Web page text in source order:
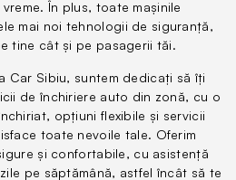
ID
necesar pentru conectarea la
verificării, vom trimite un cod
acest nume utilizator.
personale
În plus, toate mașinile
mai noi tehnologii de siguranță,
tine cât și pe pasagerii tăi.
Car Sibiu, suntem dedicați să îți
de închiriere auto din zonă, cu o
opțiuni flexibile și servicii
toate nevoile tale. Oferim
și confortabile, cu asistență
pe săptămână, astfel încât să te